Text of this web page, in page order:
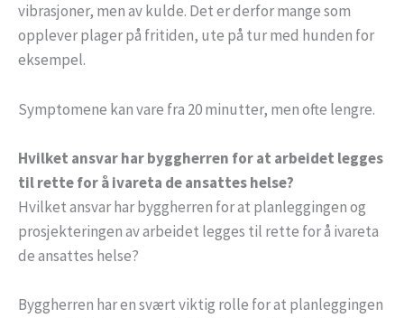
vibrasjoner, men av kulde. Det er derfor mange som
opplever plager på fritiden, ute på tur med hunden for
eksempel.
Symptomene kan vare fra 20 minutter, men ofte lengre.
Hvilket ansvar har byggherren for at arbeidet legges
til rette for å ivareta de ansattes helse?
Hvilket ansvar har byggherren for at planleggingen og
prosjekteringen av arbeidet legges til rette for å ivareta
de ansattes helse?
Byggherren har en svært viktig rolle for at planleggingen